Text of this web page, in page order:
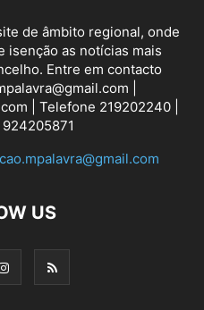
de âmbito regional, onde
isenção as notícias mais
Entre em contacto
|
| Telefone 219202240 |
US